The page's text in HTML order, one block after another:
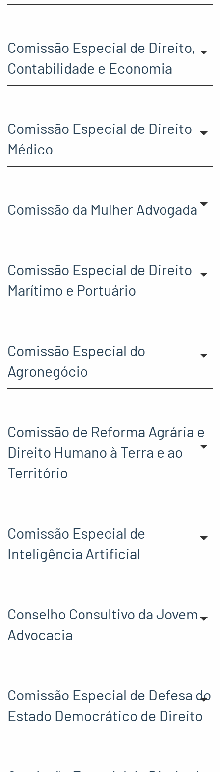
Comissão Especial de Direito,
Contabilidade e Economia
Comissão Especial de Direito
Médico
Comissão da Mulher Advogada
Comissão Especial de Direito
Marítimo e Portuário
Comissão Especial do
Agronegócio
Comissão de Reforma Agrária e
Direito Humano à Terra e ao
Território
Comissão Especial de
Inteligência Artificial
Conselho Consultivo da Jovem
Advocacia
Comissão Especial de Defesa do
Estado Democrático de Direito